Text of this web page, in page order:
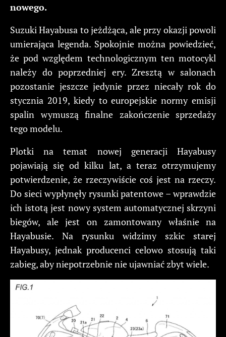
nowego.
Suzuki Hayabusa to jeżdżąca, ale przy okazji powoli
umierająca legenda. Spokojnie można powiedzieć,
że pod względem technologicznym ten motocykl
należy do poprzedniej ery. Zresztą w salonach
pozostanie jeszcze jedynie przez niecały rok do
stycznia 2019, kiedy to europejskie normy emisji
spalin wymuszą finalne zakończenie sprzedaży
tego modelu.
Plotki na temat nowej generacji Hayabusy
pojawiają się od kilku lat, a teraz otrzymujemy
potwierdzenie, że rzeczywiście coś jest na rzeczy.
Do sieci wypłynęły rysunki patentowe – wprawdzie
ich istotą jest nowy system automatycznej skrzyni
biegów, ale jest on zamontowany właśnie na
Hayabusie. Na rysunku widzimy szkic starej
Hayabusy, jednak producenci celowo stosują taki
zabieg, aby niepotrzebnie nie ujawniać zbyt wiele.